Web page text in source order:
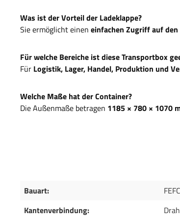
Was ist der Vorteil der Ladeklappe?
Sie ermöglicht einen einfachen Zugriff auf
Für welche Bereiche ist diese Transportbox
Für Logistik, Lager, Handel, Produktion und
Welche Maße hat der Container?
Die Außenmaße betragen 1185 × 780 × 1070
Bauart:
Kantenverbindung: